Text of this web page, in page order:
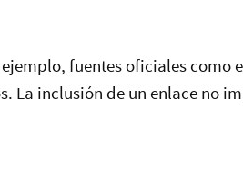
fuentes oficiales como
La inclusión de un enlace no